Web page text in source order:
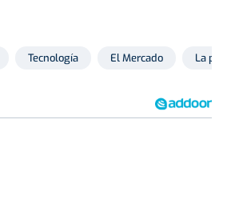
Tecnología El Mercado La peña